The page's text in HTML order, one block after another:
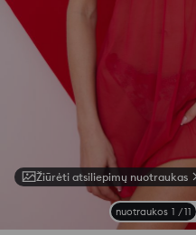
Žiūrėti atsiliepimų nuotraukas
nuotraukos 1 /11